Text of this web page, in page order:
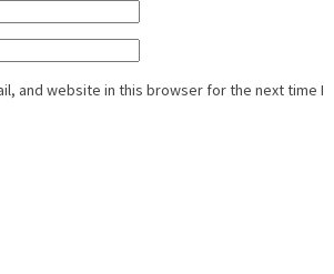
and website in this browser for the next time I